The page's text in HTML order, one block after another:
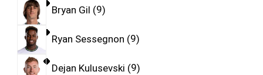
Bryan Gil 9
Ryan Sessegnon 9
Dejan Kulusevski 9